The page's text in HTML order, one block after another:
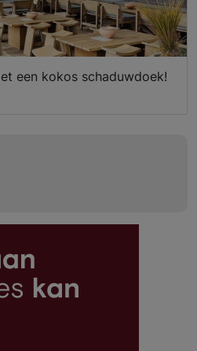
een kokos schaduwdoek!